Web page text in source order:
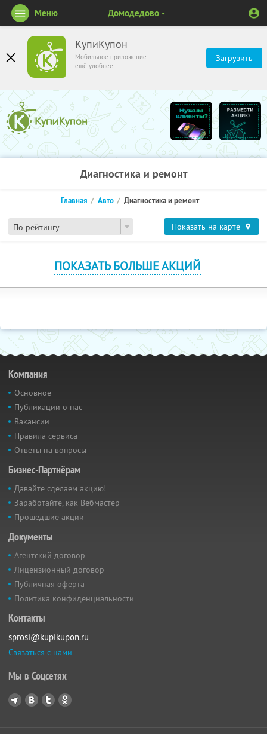
КупиКупон
Мобильное приложение
ещё удобнее
Загрузить
Меню Домодедово
Диагностика и ремонт
По рейтингу
Главная Авто Диагностика и ремонт
Показать на карте
ПОКАЗАТЬ БОЛЬШЕ АКЦИЙ
Компания
Основное
Публикации о нас
Вакансии
Правила сервиса
Ответы на вопросы
Бизнес-Партнёрам
Давайте сделаем акцию!
Заработайте, как Вебмастер
Прошедшие акции
Документы
Агентский договор
Лицензионный договор
Публичная оферта
Политика конфиденциальности
Контакты
sprosi@kupikupon.ru
Связаться с нами
Мы в Соцсетях